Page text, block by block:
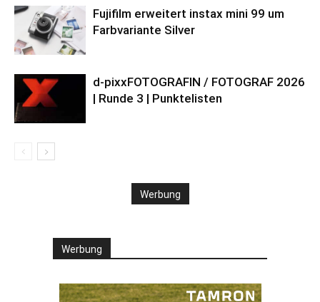
Fujifilm erweitert instax mini 99 um
Farbvariante Silver
d-pixxFOTOGRAFIN / FOTOGRAF 2026
| Runde 3 | Punktelisten
Werbung
Werbung